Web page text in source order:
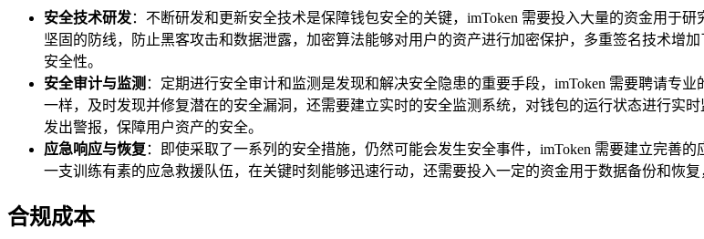
安全技术研发：不断研发和更新安全技术是保障钱包安全的关键，imToken 需要投入大量的资金用于
坚固的防线，防止黑客攻击和数据泄露，加密算法能够对用户的资产进行加密保护，多重签名技术增
安全性。
安全审计与监测 ：定期进行安全审计和监测是发现和解决安全隐患的重要手段，imToken 需要聘请专
一样，及时发现并修复潜在的安全漏洞，还需要建立实时的安全监测系统，对钱包的运行状态进行实
发出警报，保障用户资产的安全。
应急响应与恢复 ：即使采取了一系列的安全措施，仍然可能会发生安全事件，imToken 需要建立完善
一支训练有素的应急救援队伍，在关键时刻能够迅速行动，还需要投入一定的资金用于数据备份和恢
合规成本